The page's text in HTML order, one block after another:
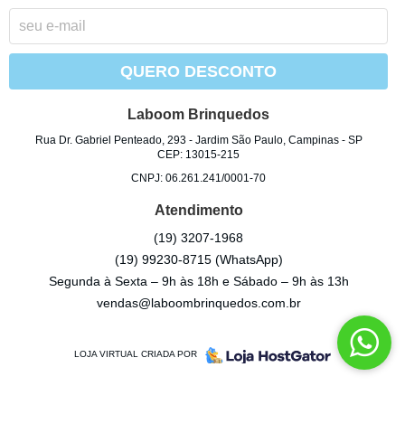
QUERO DESCONTO
Laboom Brinquedos
Rua Dr. Gabriel Penteado, 293- Jardim São Paulo, Campinas- SP
CEP: 13015-215
CNPJ: 06.261.241/0001-70
Atendimento
(19) 3207-1968
(19) 99230-8715 (WhatsApp)
Segunda à Sexta – 9h às 18h e Sábado – 9h às 13h
vendas@laboombrinquedos.com.br
LOJA VIRTUAL CRIADA POR